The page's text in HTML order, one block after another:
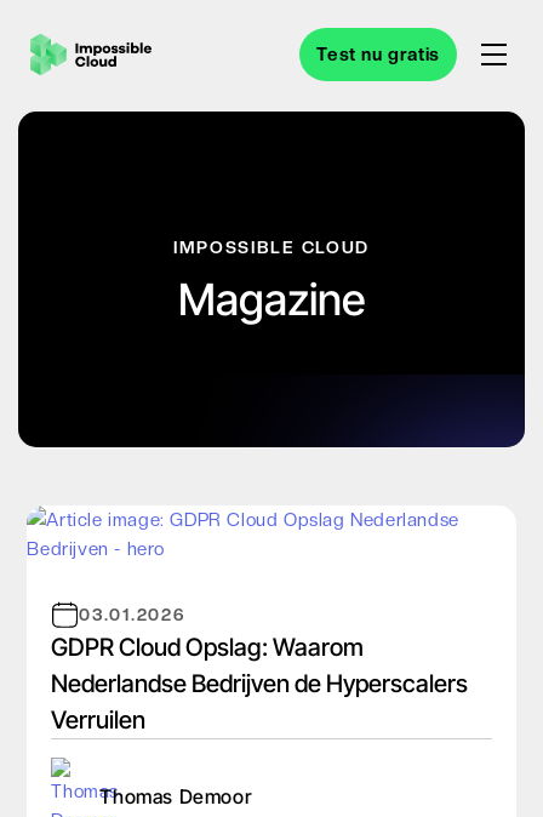
Test nu gratis
IMPOSSIBLE CLOUD
Magazine
03.01.2026
GDPR Cloud Opslag: Waarom
Nederlandse Bedrijven de Hyperscalers
Verruilen
Thomas Demoor